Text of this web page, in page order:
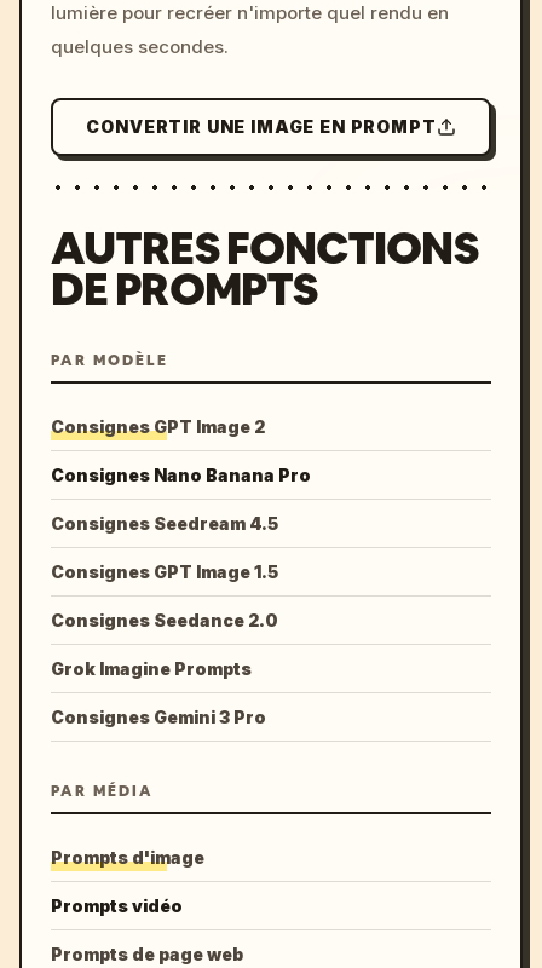
lumière pour recréer n'importe quel rendu en
quelques secondes.
CONVERTIR UNE IMAGE EN PROMPT
AUTRES FONCTIONS
DE PROMPTS
PAR MODÈLE
Consignes GPT Image 2
Consignes Nano Banana Pro
Consignes Seedream 4.5
Consignes GPT Image 1.5
Consignes Seedance 2.0
Grok Imagine Prompts
Consignes Gemini 3 Pro
PAR MÉDIA
Prompts d'image
Prompts vidéo
Prompts de page web